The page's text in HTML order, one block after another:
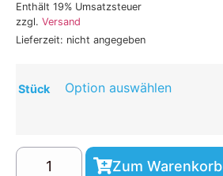
Enthält 19% Umsatzsteuer
zzgl. Versand
Lieferzeit: nicht angegeben
Stück
Zum